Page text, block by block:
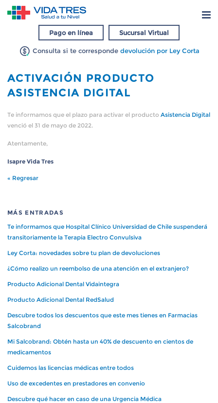
Pago en línea Sucursal Virtual
Consulta si te corresponde devolución por Ley Corta
ACTIVACIÓN PRODUCTO
ASISTENCIA DIGITAL
Te informamos que el plazo para activar el producto Asistencia Digital
venció el 31 de mayo de 2022.
Atentamente,
Isapre Vida Tres
« Regresar
MÁS ENTRADAS
Te informamos que Hospital Clínico Universidad de Chile suspenderá
transitoriamente la Terapia Electro Convulsiva
Ley Corta: novedades sobre tu plan de devoluciones
¿Cómo realizo un reembolso de una atención en el extranjero?
Producto Adicional Dental Vidaintegra
Producto Adicional Dental RedSalud
Descubre todos los descuentos que este mes tienes en Farmacias
Salcobrand
Mi Salcobrand: Obtén hasta un 40% de descuento en cientos de
medicamentos
Cuidemos las licencias médicas entre todos
Uso de excedentes en prestadores en convenio
Descubre qué hacer en caso de una Urgencia Médica